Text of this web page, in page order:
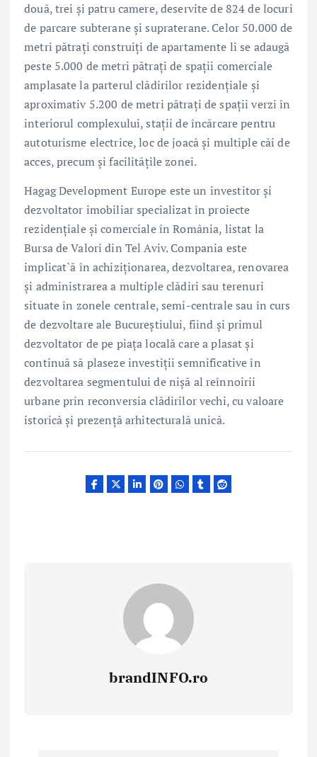
două, trei și patru camere, deservite de 824 de locuri
de parcare subterane și supraterane. Celor 50.000 de
metri pătrați construiți de apartamente li se adaugă
peste 5.000 de metri pătrați de spații comerciale
amplasate la parterul clădirilor rezidențiale și
aproximativ 5.200 de metri pătrați de spații verzi în
interiorul complexului, stații de încărcare pentru
autoturisme electrice, loc de joacă și multiple căi de
acces, precum și facilitățile zonei.
Hagag Development Europe este un investitor și
dezvoltator imobiliar specializat în proiecte
rezidențiale și comerciale în România, listat la
Bursa de Valori din Tel Aviv. Compania este
implicat`ă în achiziționarea, dezvoltarea, renovarea
și administrarea a multiple clădiri sau terenuri
situate în zonele centrale, semi-centrale sau în curs
de dezvoltare ale Bucureștiului, fiind și primul
dezvoltator de pe piața locală care a plasat și
continuă să plaseze investiții semnificative în
dezvoltarea segmentului de nișă al reînnoirii
urbane prin reconversia clădirilor vechi, cu valoare
istorică și prezență arhitecturală unică.
brandINFO.ro